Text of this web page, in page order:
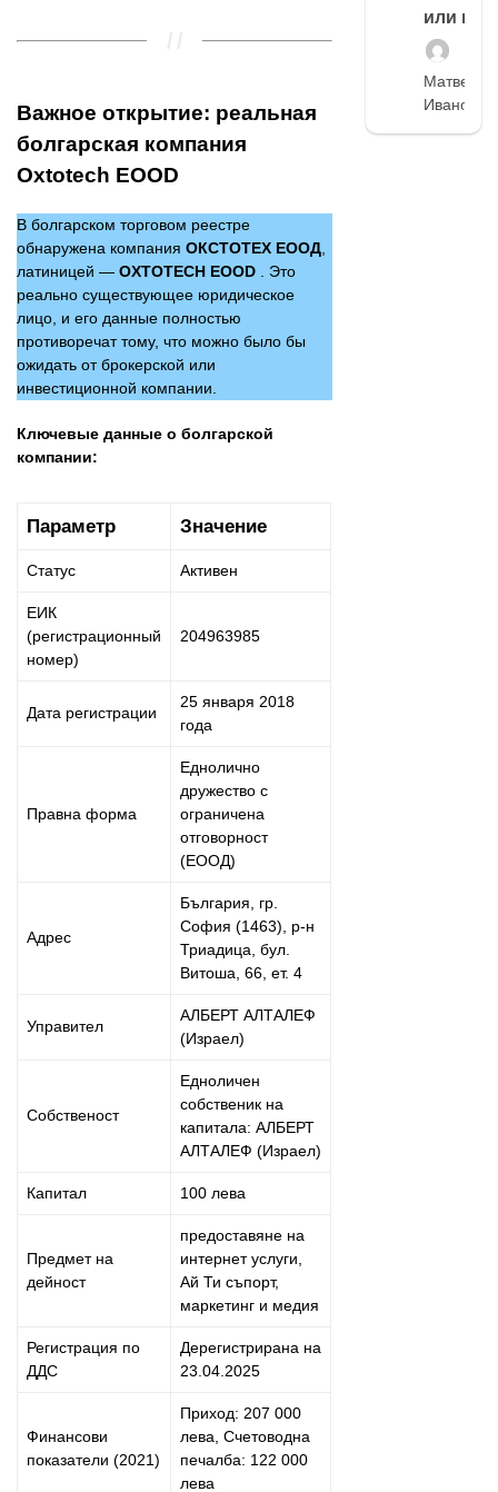
Важное открытие: реальная
болгарская компания
Oxtotech EOOD
В болгарском торговом реестре
обнаружена компания ОКСТОТЕХ ЕООД
латиницей — OXTOTECH EOOD . Это
реально существующее юридическое
лицо, и его данные полностью
противоречат тому, что можно было бы
ожидать от брокерской или
инвестиционной компании.
Ключевые данные о болгарской
компании:
Параметр Значение
Статус Активен
ЕИК
(регистрационный
номер)
204963985
Дата регистрации
25 января 2018
года
Правна форма
Еднолично
дружество с
ограничена
отговорност
(ЕООД)
Адрес
България, гр.
София (1463), р-н
Триадица, бул.
Витоша, 66, ет. 4
Управител
АЛБЕРТ АЛТАЛЕФ
(Израел)
Собственост
Едноличен
собственик на
капитала: АЛБЕРТ
АЛТАЛЕФ (Израел)
Капитал 100 лева
Предмет на
дейност
предоставяне на
интернет услуги,
Ай Ти съпорт,
маркетинг и медия
Регистрация по
ДДС
Дерегистрирана на
23.04.2025
Финансови
показатели (2021)
Приход: 207 000
лева, Счетоводна
печалба: 122 000
лева
или
Матвей
Иванов